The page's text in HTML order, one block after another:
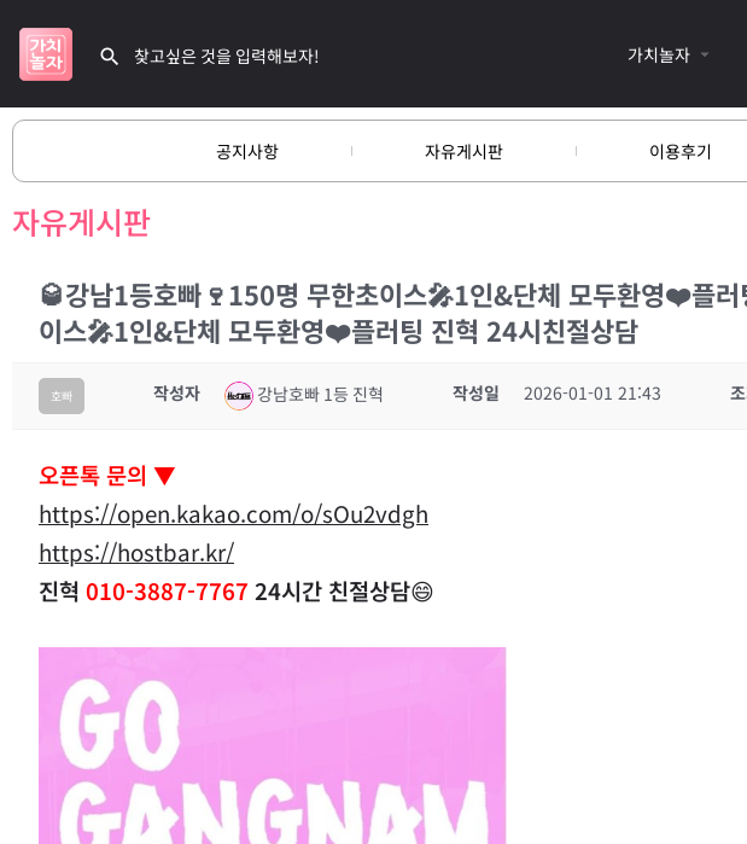
가치놀자
공지사항 자유게시판 이용후기
자유게시판
🥃강남1등호빠🍷150명 무한초이스🎤1인&단체 모두환영❤️플
이스🎤1인&단체 모두환영❤️플러팅 진혁 24시친절상담
호빠 작성자 강남호빠 1등 진혁 작성일 2026-01-01 21:43
오픈톡 문의 ▼
https://open.kakao.com/o/sOu2vdgh
https://hostbar.kr/
진혁 010-3887-7767 24시간 친절상담😄